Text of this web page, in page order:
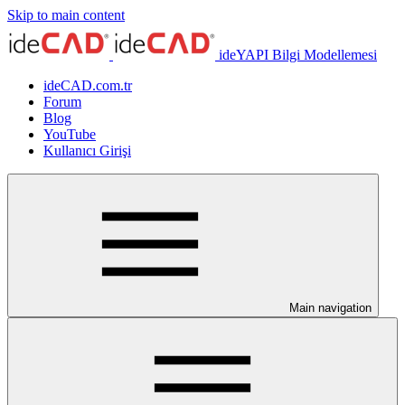
Skip to main content
ideYAPI Bilgi Modellemesi
ideCAD.com.tr
Forum
Blog
YouTube
Kullanıcı Girişi
Main navigation